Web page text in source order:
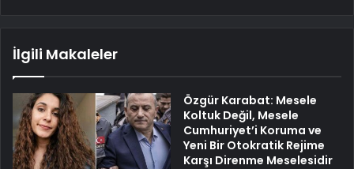
İlgili Makaleler
Özgür Karabat: Mesele
Koltuk Değil, Mesele
Cumhuriyet’i Koruma ve
Yeni Bir Otokratik Rejime
Karşı Direnme Meselesidir